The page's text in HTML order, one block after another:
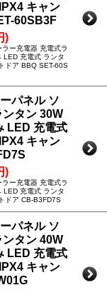
キャン
60SB3F
)
ラー充電器 充電式ラ
LED 充電式 ランタ
ドア BBQ SET-60S
パネル ソ
タン 30W
LED 充電式
キャン
)
ラー充電器 充電式ラ
LED 充電式 ランタ
ドア CB-B3FD7S
パネル ソ
タン 40W
LED 充電式
キャン